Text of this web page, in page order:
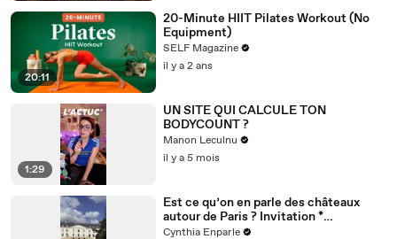
20:11
20-Minute HIIT Pilates Workout (No
Equipment)
SELF Magazine
il y a 2 ans
1:29
UN SITE QUI CALCULE TON
BODYCOUNT ?
Manon Leculnu
il y a 5 mois
Est ce qu’on en parle des châteaux
autour de Paris ? Invitation *
@dolceversailles
Cynthia Enparle